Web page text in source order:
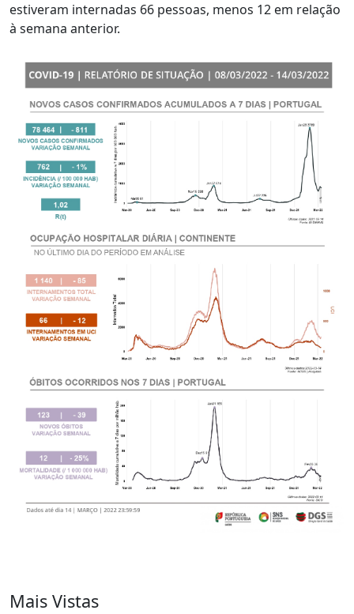
estiveram internadas 66 pessoas, menos 12 em relação
à semana anterior.
Mais Vistas